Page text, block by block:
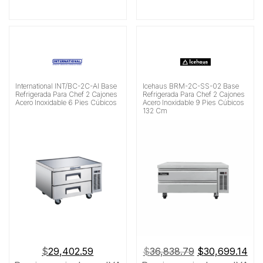
International INT/BC-2C-AI Base
Refrigerada Para Chef 2 Cajones
Acero Inoxidable 6 Pies Cúbicos
$29,402.59
Icehaus BRM-2C-SS-02 Base
Refrigerada Para Chef 2 Cajones
Acero Inoxidable 9 Pies Cúbicos
132 Cm
$36,838.79 El
$30,699.14El